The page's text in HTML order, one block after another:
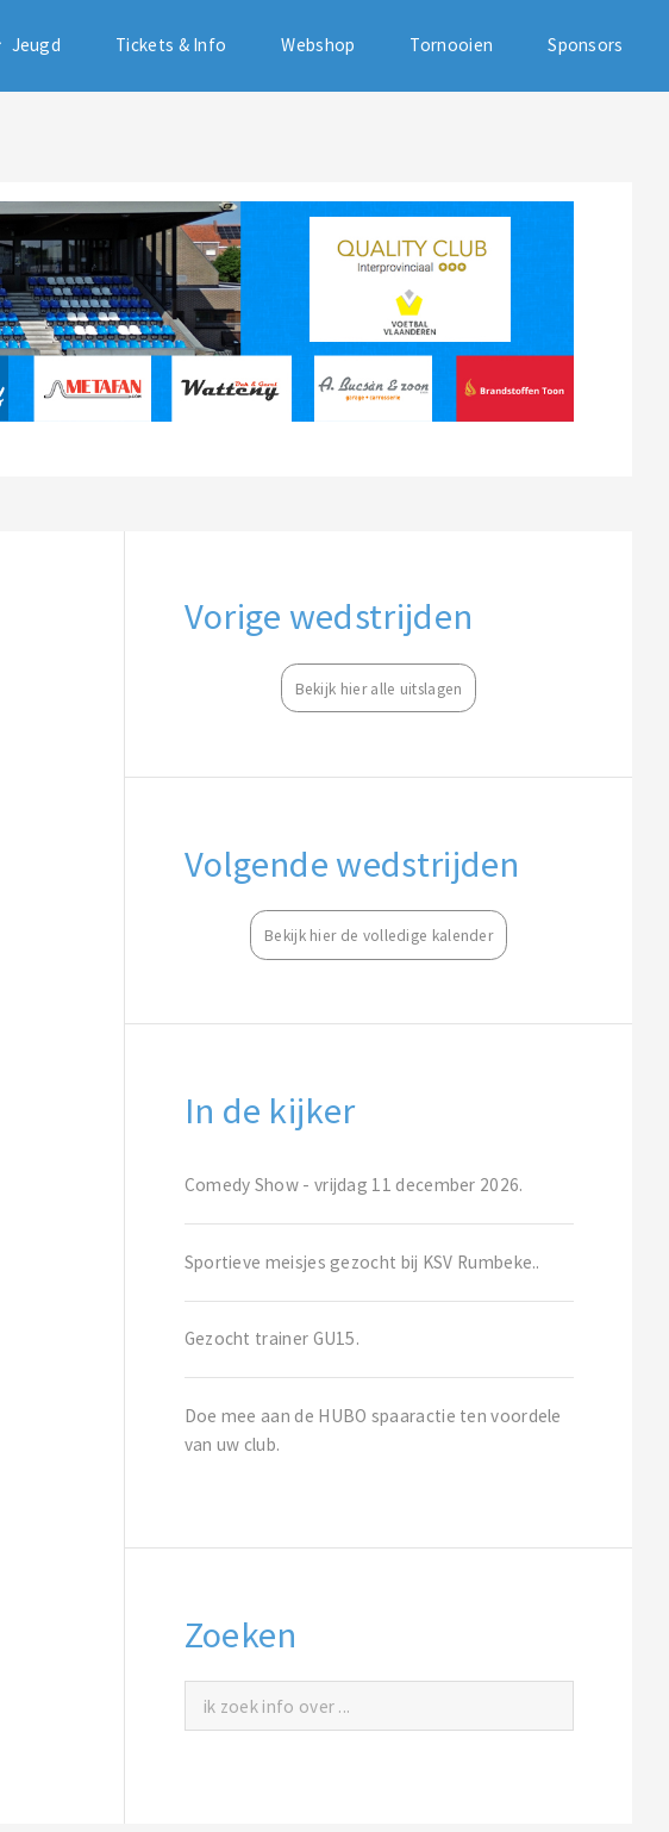
Jeugd Tickets & Info Webshop Tornooien Sponsors
Vorige wedstrijden
Bekijk hier alle uitslagen
Volgende wedstrijden
Bekijk hier de volledige kalender
In de kijker
Comedy Show - vrijdag 11 december 2026.
Sportieve meisjes gezocht bij KSV Rumbeke..
Gezocht trainer GU15.
Doe mee aan de HUBO spaaractie ten voordele
van uw club.
Zoeken